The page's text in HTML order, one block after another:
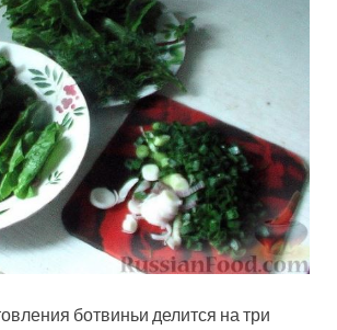
ботвиньи делится на три